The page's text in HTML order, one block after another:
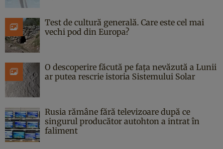
Test de cultură generală. Care este cel mai
vechi pod din Europa?
O descoperire făcută pe fața nevăzută a Lunii
ar putea rescrie istoria Sistemului Solar
Rusia rămâne fără televizoare după ce
singurul producător autohton a intrat în
faliment